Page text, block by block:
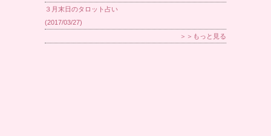
３月末日のタロット占い
(2017/03/27)
＞＞もっと見る